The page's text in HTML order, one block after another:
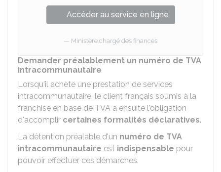
Accéder au service en ligne
Ministère chargé des finances
Demander préalablement un numéro de TVA
intracommunautaire
Lorsqu'il achète une prestation de services
intracommunautaire, le client français soumis à la
franchise en base de TVA a ensuite l'obligation
d'accomplir certaines formalités déclaratives.
La détention préalable d'un numéro de TVA
intracommunautaire est indispensable pour
pouvoir effectuer ces démarches.